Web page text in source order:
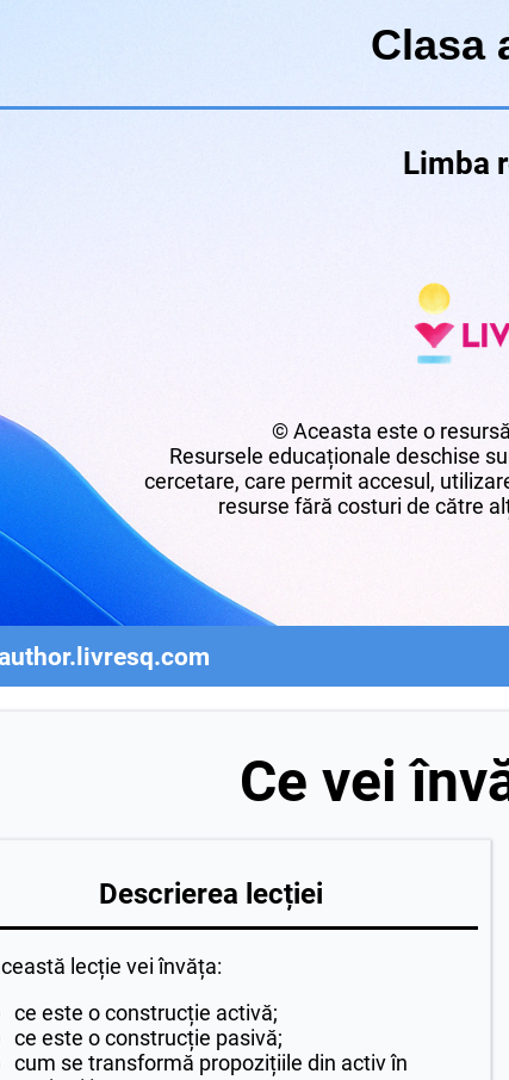
Clasa
Limba
© Aceasta este o
Resursele educaționale deschise
cercetare, care permit accesul,
resurse fără costuri de către
Ce vei
Descrierea lecției
lecție vei învăța:
ce este o construcție activă;
ce este o construcție pasivă;
cum se transformă propozițiile din activ în